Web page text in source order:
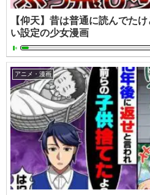
【仰天】昔は普通に読んでた
い設定の少女漫画
アニメ・漫画